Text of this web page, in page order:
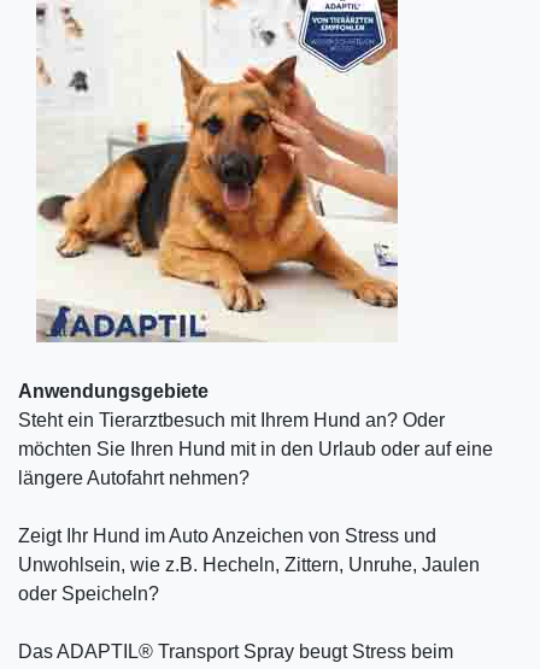
Anwendungsgebiete
Steht ein Tierarztbesuch mit Ihrem Hund an? Oder
möchten Sie Ihren Hund mit in den Urlaub oder auf eine
längere Autofahrt nehmen?
Zeigt Ihr Hund im Auto Anzeichen von Stress und
Unwohlsein, wie z.B. Hecheln, Zittern, Unruhe, Jaulen
oder Speicheln?
Das ADAPTIL® Transport Spray beugt Stress beim